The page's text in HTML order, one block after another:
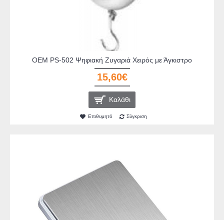
OEM PS-502 Ψηφιακή Ζυγαριά Χειρός με Άγκιστρο
15,60€
Καλάθι
Επιθυμητό Σύγκριση